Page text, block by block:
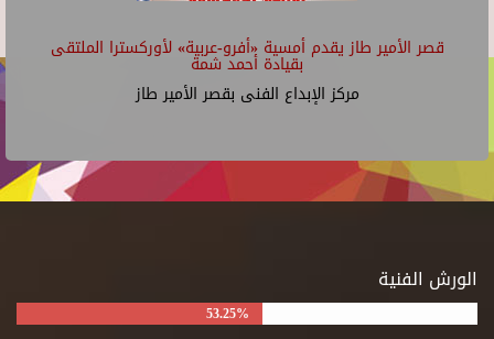
قصر الأمير طاز يقدم أمسية «أفرو-عربية» لأوركسترا الملتقى
بقيادة أحمد شمة
مركز الإبداع الفنى بقصر الأمير طاز
الورش الفنية
53.25%